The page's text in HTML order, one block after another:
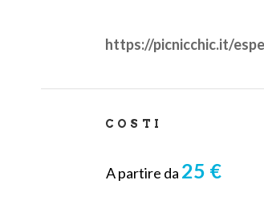
https://picnicchic.it/
COSTI
A partire da 25 €